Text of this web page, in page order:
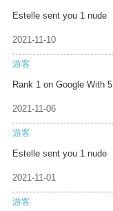
Estelle sent you 1 nude
2021-11-10
游客
Rank 1 on Google With 5
2021-11-06
游客
Estelle sent you 1 nude
2021-11-01
游客